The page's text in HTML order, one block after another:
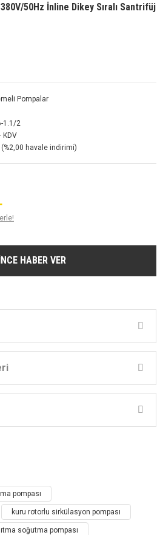
50Hz İnline Dikey Sıralı Santrifüj
Pompalar
1.1/2
KDV
havale indirimi)
HABER VER
DİKEY SIRALI
POMPA
Sıralı Pompa
Pompanın
Yorum Yaz
pompası
kuru rotorlu sirkülasyon pompası
soğutma pompası